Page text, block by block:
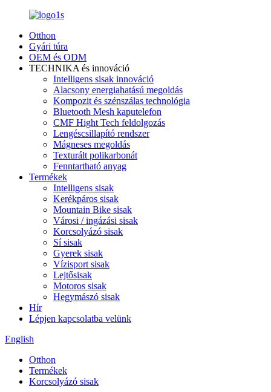
Otthon
Gyári túra
OEM és ODM
TECHNIKA és innováció
Intelligens sisak innováció
Alacsony energiahatású megoldás
Kompozit és szénszálas technológia
Bluetooth Mesh kaputelefon
CMF Hight Tech feldolgozás
Lengéscsillapító rendszer
Mágneses megoldás
Texturált polikarbonát
Fenntartható anyag
Termékek
Intelligens sisak
Kerékpáros sisak
Mountain Bike sisak
Városi / ingázási sisak
Korcsolyázó sisak
Sí sisak
Gyerek sisak
Vízisport sisak
Lejtősisak
Motoros sisak
Hegymászó sisak
Hír
Lépjen kapcsolatba velünk
English
Otthon
Termékek
Korcsolyázó sisak